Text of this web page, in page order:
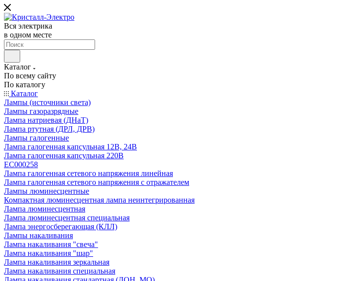
Вся электрика
в одном месте
Каталог
По всему сайту
По каталогу
Каталог
Лампы (источники света)
Лампы газоразрядные
Лампа натриевая (ДНаТ)
Лампа ртутная (ДРЛ, ДРВ)
Лампы галогенные
Лампа галогенная капсульная 12В, 24В
Лампа галогенная капсульная 220В
EC000258
Лампа галогенная сетевого напряжения линейная
Лампа галогенная сетевого напряжения с отражателем
Лампы люминесцентные
Компактная люминесцентная лампа неинтегрированная
Лампа люминесцентная
Лампа люминесцентная специальная
Лампа энергосберегающая (КЛЛ)
Лампы накаливания
Лампа накаливания "свеча"
Лампа накаливания "шар"
Лампа накаливания зеркальная
Лампа накаливания специальная